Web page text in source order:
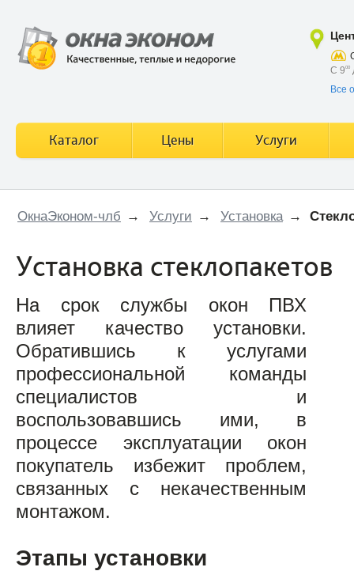
ОкнаЭконом-члб → Услуги → Установка →
Установка стеклопакетов
На срок службы окон ПВХ
влияет качество установки.
Обратившись к услугами
профессиональной команды
специалистов и
воспользовавшись ими, в
процессе эксплуатации окон
покупатель избежит проблем,
связанных с некачественным
монтажом.
Этапы установки
С 900
Все
Каталог Цены Услуги